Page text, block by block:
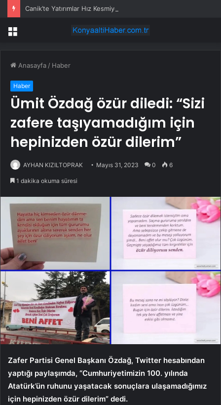
Menü
Anasayfa / Haber
Haber
Ümit Özdağ özür diledi: “Sizi
zafere taşıyamadığım için
hepinizden özür dilerim”
AYHAN KIZILTOPRAK Mayıs 31, 2023 0 6
1 dakika okuma süresi
Zafer Partisi Genel Başkanı Özdağ, Twitter hesabından
yaptığı paylaşımda, “Cumhuriyetimizin 100. yılında
Atatürk’ün ruhunu yaşatacak sonuçlara ulaşamadığımız
için hepinizden özür dilerim” dedi.